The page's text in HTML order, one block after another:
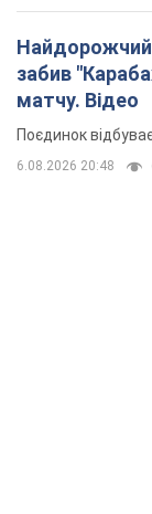
забив
матчу. Відео
Поєдинок
6.08.2026 20:48